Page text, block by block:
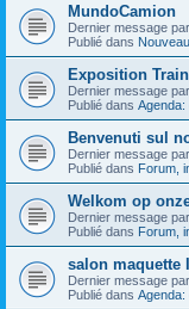
MundoCamion
Dernier message par
Publié dans
Exposition
Dernier message par
Publié dans
Benvenuti sul
Dernier message par
Publié dans Forum,
Welkom op
Dernier message par
Publié dans Forum,
salon maquette
Dernier message par
Publié dans